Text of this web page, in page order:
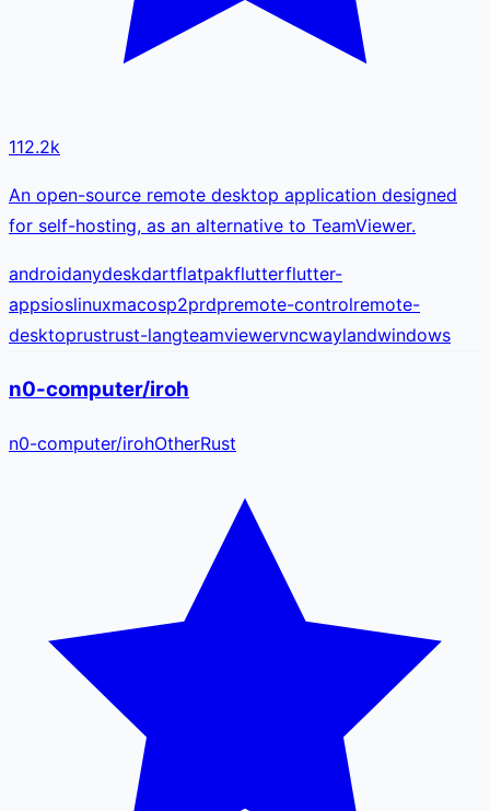
112.2k
An open-source remote desktop application designed
for self-hosting, as an alternative to TeamViewer.
androidanydeskdartflatpakflutterflutter-
appsioslinuxmacosp2prdpremote-controlremote-
desktoprustrust-langteamviewervncwaylandwindows
n0-computer/iroh
n0-computer/irohOtherRust